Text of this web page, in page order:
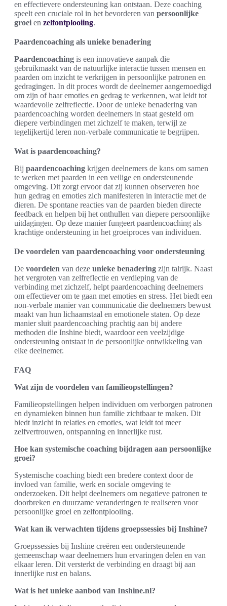
en effectievere ondersteuning kan ontstaan. Deze coaching
speelt een cruciale rol in het bevorderen van persoonlijke
groei en zelfontplooiing.
Paardencoaching als unieke benadering
Paardencoaching is een innovatieve aanpak die
gebruikmaakt van de natuurlijke interactie tussen mensen en
paarden om inzicht te verkrijgen in persoonlijke patronen en
gedragingen. In dit proces wordt de deelnemer aangemoedigd
om zijn of haar emoties en gedrag te verkennen, wat leidt tot
waardevolle zelfreflectie. Door de unieke benadering van
paardencoaching worden deelnemers in staat gesteld om
diepere verbindingen met zichzelf te maken, terwijl ze
tegelijkertijd leren non-verbale communicatie te begrijpen.
Wat is paardencoaching?
Bij paardencoaching krijgen deelnemers de kans om samen
te werken met paarden in een veilige en ondersteunende
omgeving. Dit zorgt ervoor dat zij kunnen observeren hoe
hun gedrag en emoties zich manifesteren in interactie met de
dieren. De spontane reacties van de paarden bieden directe
feedback en helpen bij het onthullen van diepere persoonlijke
uitdagingen. Op deze manier fungeert paardencoaching als
krachtige ondersteuning in het groeiproces van individuen.
De voordelen van paardencoaching voor ondersteuning
De voordelen van deze unieke benadering zijn talrijk. Naast
het vergroten van zelfreflectie en verdieping van de
verbinding met zichzelf, helpt paardencoaching deelnemers
om effectiever om te gaan met emoties en stress. Het biedt een
non-verbale manier van communicatie die deelnemers bewust
maakt van hun lichaamstaal en emotionele staten. Op deze
manier sluit paardencoaching prachtig aan bij andere
methoden die Inshine biedt, waardoor een veelzijdige
ondersteuning ontstaat in de persoonlijke ontwikkeling van
elke deelnemer.
FAQ
Wat zijn de voordelen van familieopstellingen?
Familieopstellingen helpen individuen om verborgen patronen
en dynamieken binnen hun familie zichtbaar te maken. Dit
biedt inzicht in relaties en emoties, wat leidt tot meer
zelfvertrouwen, ontspanning en innerlijke rust.
Hoe kan systemische coaching bijdragen aan persoonlijke
groei?
Systemische coaching biedt een bredere context door de
invloed van familie, werk en sociale omgeving te
onderzoeken. Dit helpt deelnemers om negatieve patronen te
doorbreken en duurzame veranderingen te realiseren voor
persoonlijke groei en zelfontplooiing.
Wat kan ik verwachten tijdens groepssessies bij Inshine?
Groepssessies bij Inshine creëren een ondersteunende
gemeenschap waar deelnemers hun ervaringen delen en van
elkaar leren. Dit versterkt de verbinding en draagt bij aan
innerlijke rust en balans.
Wat is het unieke aanbod van Inshine.nl?